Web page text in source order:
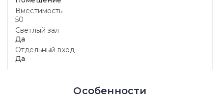
Вместимость
50
Светлый зал
Да
Отдельный вход
Да
Особенности